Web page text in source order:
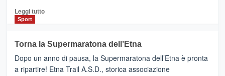
Leggi tuttoLeggi
BROOKS
SuperMaratona
dell’Etna,
Sport
Torna la Supermaratona dell’Etna
Dopo un anno di pausa, la Supermaratona dell’Etna è pronta
a ripartire! Etna Trail A.S.D., storica associazione